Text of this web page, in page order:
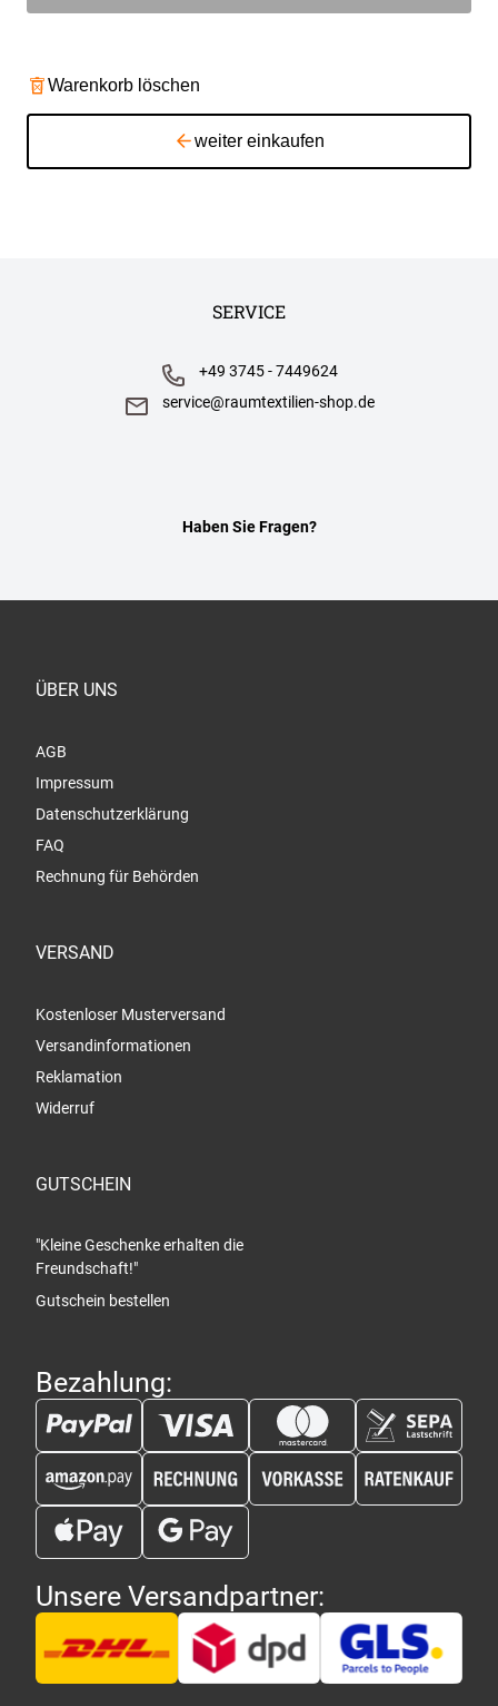
weiter einkaufen
Warenkorb löschen
SERVICE
Haben Sie Fragen?
+49 3745 - 7449624
service@raumtextilien-shop.de
ÜBER UNS
AGB
Impressum
Datenschutzerklärung
FAQ
Rechnung für Behörden
VERSAND
Kostenloser Musterversand
Versandinformationen
Reklamation
Widerruf
GUTSCHEIN
"Kleine Geschenke erhalten die
Freundschaft!"
Gutschein bestellen
Bezahlung:
Unsere Versandpartner: